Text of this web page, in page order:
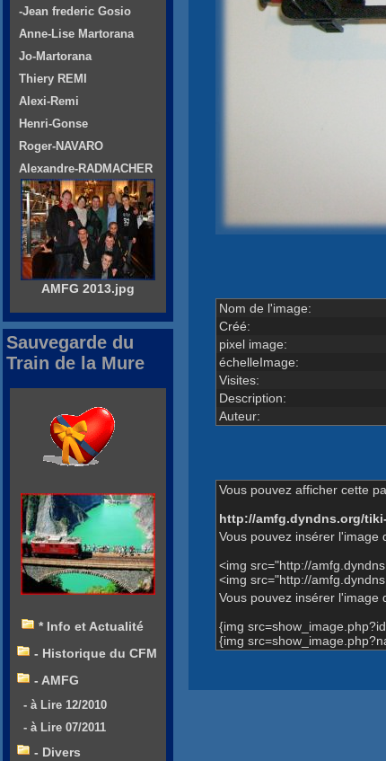
Nom de l'image:
Créé:
pixel image:
échelleImage:
Visites:
Description:
Auteur:
Vous pouvez afficher cette
http://amfg.dyndns.org/
Vous pouvez insérer l'image
<img src="http://
<img src="http://
Vous pouvez insérer l'image
{img
{img
-Jean frederic Gosio
Anne-Lise Martorana
Jo-Martorana
Thiery REMI
Alexi-Remi
Henri-Gonse
Roger-NAVARO
Alexandre-RADMACHER
AMFG 2013.jpg
Sauvegarde du
Train de la Mure
* Info et Actualité
- Historique du CFM
- AMFG
- à Lire 12/2010
- à Lire 07/2011
- Divers